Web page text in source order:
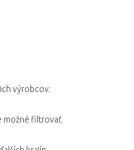
výrobcov:
možné filtrovať